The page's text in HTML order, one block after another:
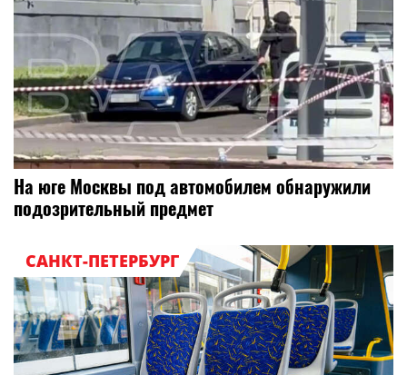
На юге Москвы под автомобилем обнаружили
подозрительный предмет
САНКТ-ПЕТЕРБУРГ